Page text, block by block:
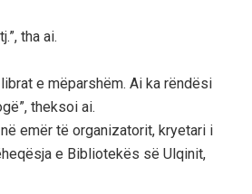
tha ai.
e mëparshëm. Ai ka rëndësi
theksoi ai.
emër të organizatorit, kryetari i
e Bibliotekës së Ulqinit,